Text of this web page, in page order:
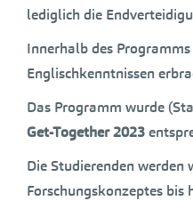
lediglich die
Innerhalb des
Englischkenntnissen
Das Programm wurde
Get-Together 2023
Die Studierenden
Forschungskonzeptes